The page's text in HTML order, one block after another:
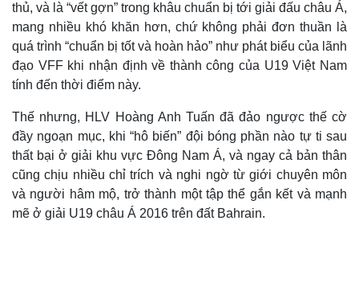
Thế giới
Quan sát
Cuộc sống đó đây
Hồ sơ
Multimedia
Ảnh
E-Magazine
Infographic
thủ, và là “vết gợn” trong khâu chuẩn bị tới giải đấu châu Á,
mang nhiều khó khăn hơn, chứ không phải đơn thuần là
quá trình “chuẩn bị tốt và hoàn hảo” như phát biểu của lãnh
đạo VFF khi nhận định về thành công của U19 Việt Nam
tính đến thời điểm này.
Thế nhưng, HLV Hoàng Anh Tuấn đã đảo ngược thế cờ
đầy ngoạn mục, khi “hô biến” đội bóng phần nào tự ti sau
thất bại ở giải khu vực Đông Nam Á, và ngay cả bản thân
cũng chịu nhiều chỉ trích và nghi ngờ từ giới chuyên môn
và người hâm mộ, trở thành một tập thể gắn kết và mạnh
mẽ ở giải U19 châu Á 2016 trên đất Bahrain.